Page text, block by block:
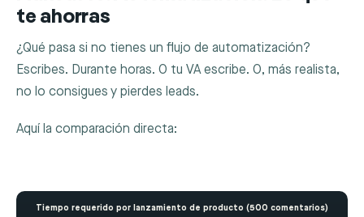
te ahorras
¿Qué pasa si no tienes un flujo de automatización?
Escribes. Durante horas. O tu VA escribe. O, más realista,
no lo consigues y pierdes leads.
Aquí la comparación directa:
Tiempo requerido por lanzamiento de producto (500 comentarios)